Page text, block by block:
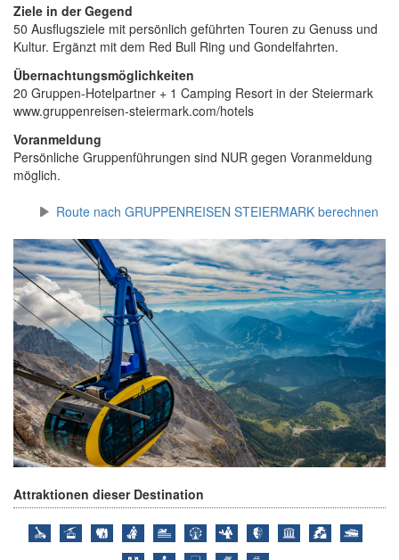
Ziele in der Gegend
50 Ausflugsziele mit persönlich geführten Touren zu Genuss und
Kultur. Ergänzt mit dem Red Bull Ring und Gondelfahrten.
Übernachtungsmöglichkeiten
20 Gruppen-Hotelpartner + 1 Camping Resort in der Steiermark
www.gruppenreisen-steiermark.com/hotels
Voranmeldung
Persönliche Gruppenführungen sind NUR gegen Voranmeldung
möglich.
Route nach GRUPPENREISEN STEIERMARK berechnen
Attraktionen dieser Destination